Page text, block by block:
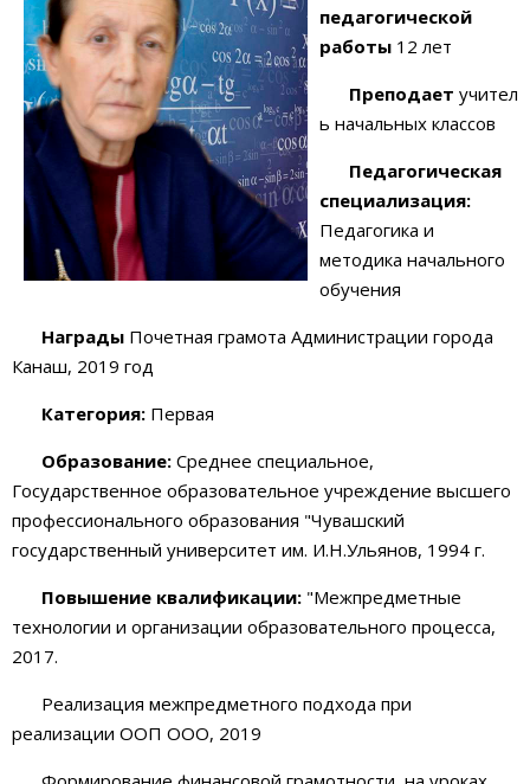
педагогической
работы 12 лет
Преподает учител
ь начальных классов
Педагогическая
специализация:
Педагогика и
методика начального
обучения
Награды Почетная грамота Администрации города
Канаш, 2019 год
Категория: Первая
Образование: Среднее специальное,
Государственное образовательное учреждение высшего
профессионального образования "Чувашский
государственный университет им. И.Н.Ульянов, 1994 г.
Повышение квалификации: "Межпредметные
технологии и организации образовательного процесса,
2017.
Реализация межпредметного подхода при
реализации ООП ООО, 2019